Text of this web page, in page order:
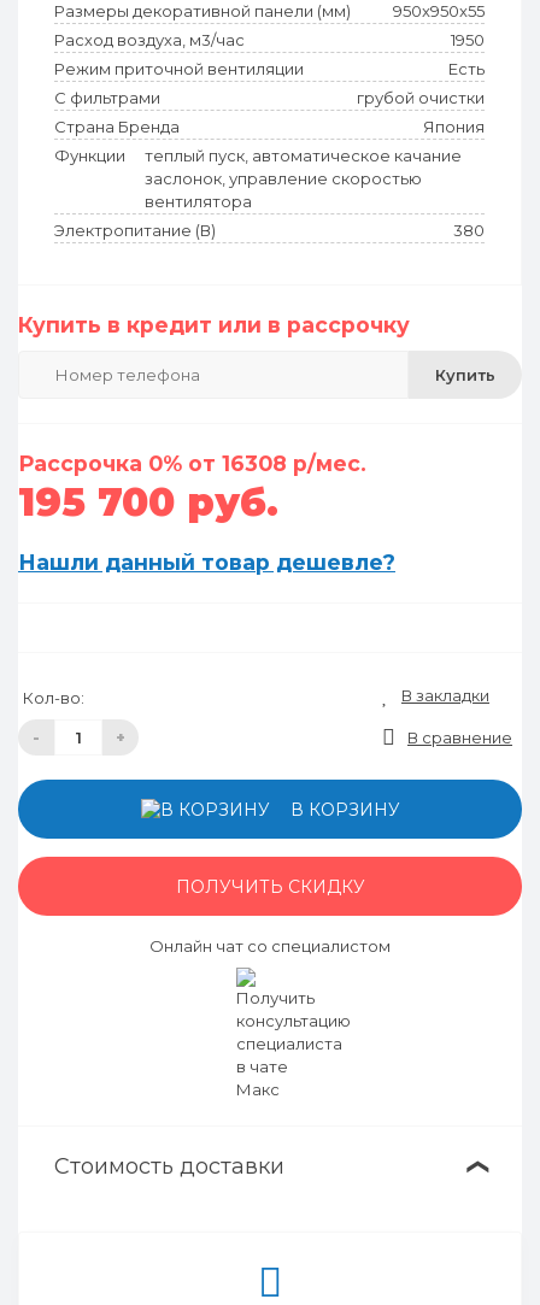
Размеры декоративной панели (мм)
950x950x55
Расход воздуха, м3/час
1950
Режим приточной вентиляции
Есть
С фильтрами
грубой очистки
Страна Бренда
Япония
Функции
теплый пуск, автоматическое качание
заслонок, управление скоростью
вентилятора
Электропитание (В)
380
Купить в кредит или в рассрочку
Купить
Рассрочка 0% от 16308 р/мес.
195 700 руб.
Нашли данный товар дешевле?
Кол-во:
- +
В закладки
В сравнение
В КОРЗИНУ
ПОЛУЧИТЬ СКИДКУ
Онлайн чат со специалистом
Стоимость доставки ❯